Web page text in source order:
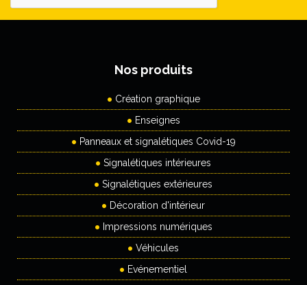
Nos produits
Création graphique
Enseignes
Panneaux et signalétiques Covid-19
Signalétiques intérieures
Signalétiques extérieures
Décoration d'intérieur
Impressions numériques
Véhicules
Evénementiel